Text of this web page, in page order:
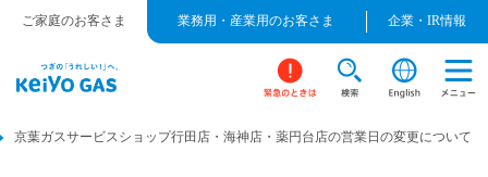
ご家庭のお客さま 業務用・産業用のお客さま 企業・IR情報
京葉ガスサービスショップ行田店・海神店・薬円台店の営業日の変更について